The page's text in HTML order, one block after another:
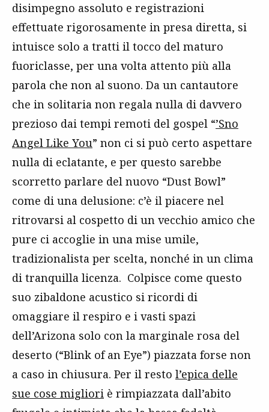
disimpegno assoluto e registrazioni
effettuate rigorosamente in presa diretta, si
intuisce solo a tratti il tocco del maturo
fuoriclasse, per una volta attento più alla
parola che non al suono. Da un cantautore
che in solitaria non regala nulla di davvero
prezioso dai tempi remoti del gospel “’Sno
Angel Like You” non ci si può certo aspettare
nulla di eclatante, e per questo sarebbe
scorretto parlare del nuovo “Dust Bowl”
come di una delusione: c’è il piacere nel
ritrovarsi al cospetto di un vecchio amico che
pure ci accoglie in una mise umile,
tradizionalista per scelta, nonché in un clima
di tranquilla licenza. Colpisce come questo
suo zibaldone acustico si ricordi di
omaggiare il respiro e i vasti spazi
dell’Arizona solo con la marginale rosa del
deserto (“Blink of an Eye”) piazzata forse non
a caso in chiusura. Per il resto l’epica delle
sue cose migliori è rimpiazzata dall’abito